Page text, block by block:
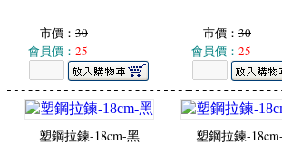
市價： 30
會員價： 25
市價： 30
會員價： 25
塑鋼拉鍊-18cm-黑 塑鋼拉鍊-